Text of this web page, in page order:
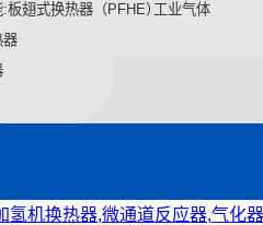
板翅式换热器（PFHE）
器
工业气体
机换热器,微通道反应器,气化